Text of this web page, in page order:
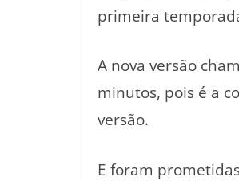
primeira
A nova versão
minutos, pois é a
versão.
E foram